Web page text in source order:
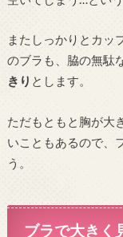
またしっかりとカッ
のブラも、脇の無駄
きり とします。
ただもともと胸が大
いこともあるので、
う。
ブラで大きく